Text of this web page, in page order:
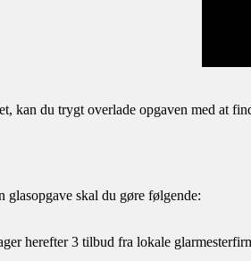
kan du trygt overlade opgaven med at
glasopgave skal du gøre følgende:
herefter 3 tilbud fra lokale